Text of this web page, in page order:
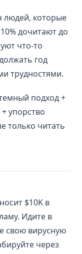
людей, которые
дочитают до
что-то
год
трудностями.
подход +
упорство
только читать
$10K в
Идите в
свою вирусную
через